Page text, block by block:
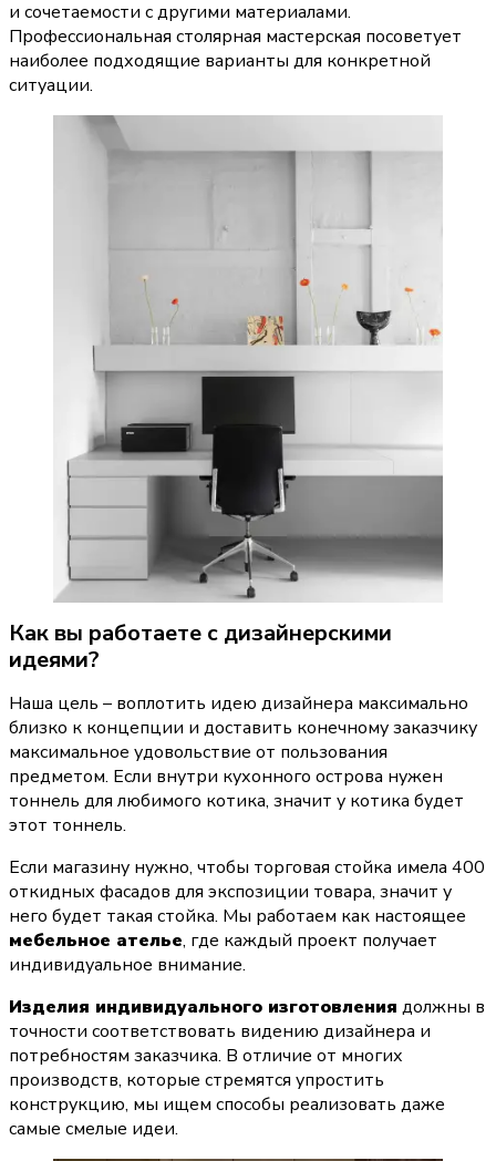
и сочетаемости с другими материалами.
Профессиональная столярная мастерская посоветует
наиболее подходящие варианты для конкретной
ситуации.
Как вы работаете с дизайнерскими
идеями?
Наша цель – воплотить идею дизайнера максимально
близко к концепции и доставить конечному заказчику
максимальное удовольствие от пользования
предметом. Если внутри кухонного острова нужен
тоннель для любимого котика, значит у котика будет
этот тоннель.
Если магазину нужно, чтобы торговая стойка имела 400
откидных фасадов для экспозиции товара, значит у
мебельное ателье, где каждый проект получает
индивидуальное внимание.
Изделия индивидуального изготовления должны в
точности соответствовать видению дизайнера и
потребностям заказчика. В отличие от многих
производств, которые стремятся упростить
конструкцию, мы ищем способы реализовать даже
самые смелые идеи.